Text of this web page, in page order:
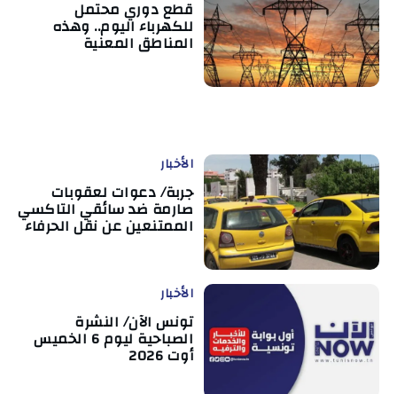
قطع دوري محتمل
للكهرباء اليوم.. وهذه
المناطق المعنية
الأخبار
جربة/ دعوات لعقوبات
صارمة ضد سائقي التاكسي
الممتنعين عن نقل الحرفاء
الأخبار
تونس الآن/ النشرة
الصباحية ليوم 6 الخميس
أوت 2026